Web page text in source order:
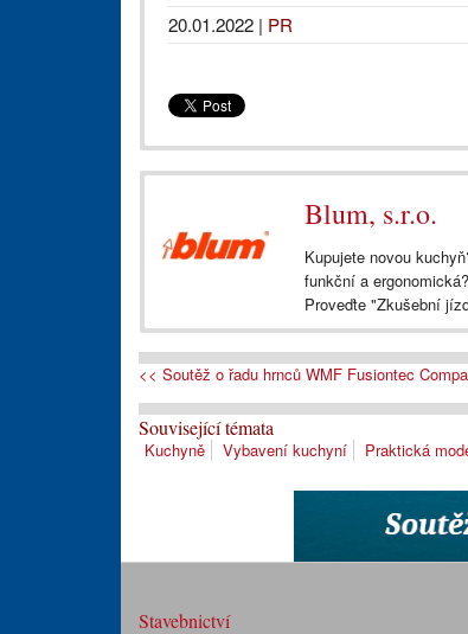
20.01.2022 | PR
Blum, s.r.o.
Kupujete novou
funkční a
Proveďte "Zkušební
<< Soutěž o řadu hrnců WMF Fusiontec
Související témata
Kuchyně Vybavení kuchyní Praktická
Stavebnictví